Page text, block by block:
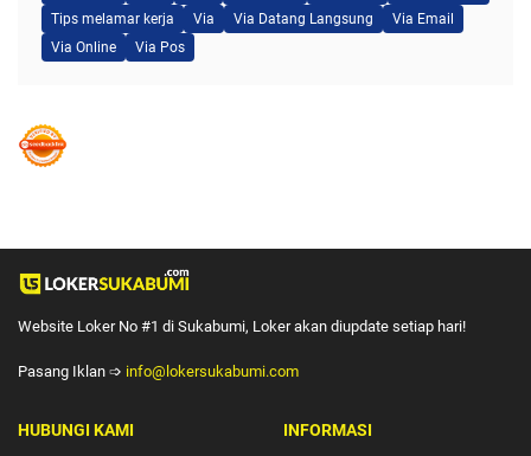
Tips melamar kerja
Via Via Datang Langsung
Via Email
Via Online
Via Pos
Website Loker No #1 di Sukabumi, Loker akan diupdate setiap hari!
Pasang Iklan ➩ info@lokersukabumi.com
HUBUNGI KAMI INFORMASI